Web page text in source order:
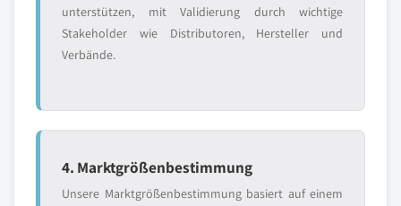
unterstützen, mit Validierung durch wichtige
Stakeholder wie Distributoren, Hersteller und
Verbände.
4. Marktgrößenbestimmung
Unsere Marktgrößenbestimmung basiert auf einem